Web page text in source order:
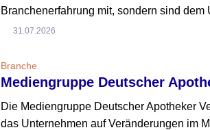
Branchenerfahrung mit, sondern sind
31.07.2026
Branche
Mediengruppe Deutscher
Die Mediengruppe Deutscher Apotheker
das Unternehmen auf Veränderungen im